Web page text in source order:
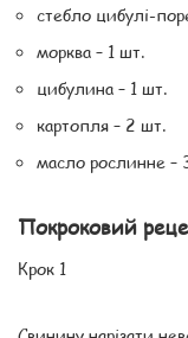
стебло цибулі-
морква – 1 шт.
цибулина – 1 шт.
картопля – 2 шт.
масло рослинне –
Покроковий
Крок 1